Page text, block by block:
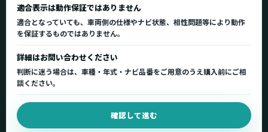
適合表示は動作保証ではありません
適合となっていても、車両側の仕様やナビ状態、相性問題等により動作
を保証するものではありません。
詳細はお問い合わせください
判断に迷う場合は、車種・年式・ナビ品番をご用意のうえ購入前にご相
談ください。
確認して進む
正規販売代理店 車種適合情報 国内サポート窓口
製品を探す
製品一覧
車種適合を確認
用途から製品を選ぶ
取扱店舗・購入先
Q&A・症状別サポート
起動不良復旧サービス